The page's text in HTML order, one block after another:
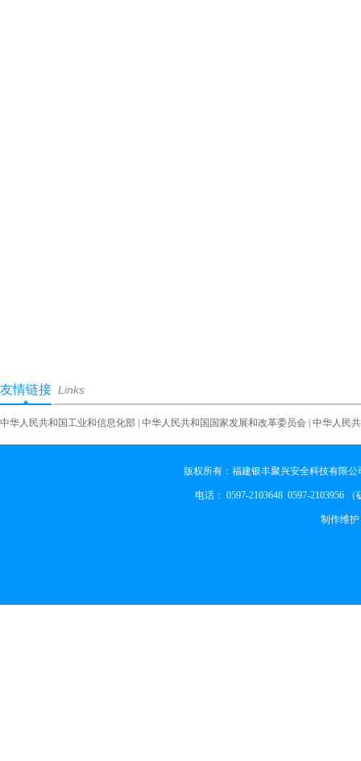
友情链接 Links
中华人民共和国工业和信息化部 中华人民共和国国家发展和改革委员会 中华人民
版权所有：福建银丰聚兴安全科技有限
电话：0597-21036480597-2103956
制作维